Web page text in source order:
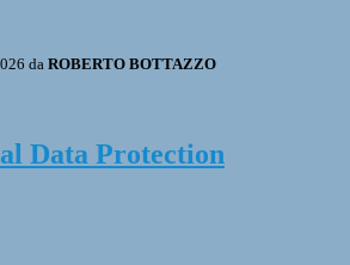
da ROBERTO BOTTAZZO
Data Protection